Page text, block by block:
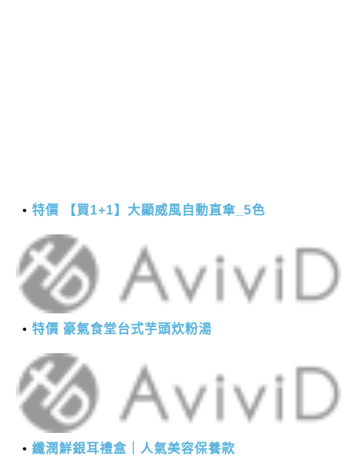
特價 【買1+1】大顯威風自動直傘_5色
特價 豪氣食堂台式芋頭炊粉湯
纖潤鮮銀耳禮盒｜人氣美容保養款